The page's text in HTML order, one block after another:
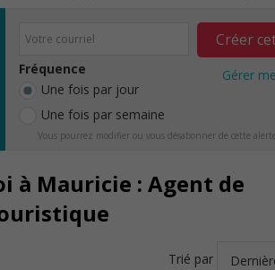
Fréquence
Une fois par jour
Une fois par semaine
Créer
Gérer
Vous pourrez modifier ou vous désabonner de cette
à Mauricie : Agent de
Trié par